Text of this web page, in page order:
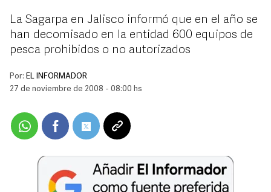
La Sagarpa en Jalisco informó que en el año se
han decomisado en la entidad 600 equipos de
pesca prohibidos o no autorizados
Por: EL INFORMADOR
27 de noviembre de 2008 - 08:00 hs